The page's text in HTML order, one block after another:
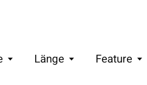
Länge
Feature